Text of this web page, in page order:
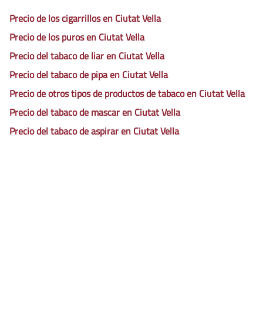
Precio de los cigarrillos en Ciutat Vella
Precio de los puros en Ciutat Vella
Precio del tabaco de liar en Ciutat Vella
Precio del tabaco de pipa en Ciutat Vella
Precio de otros tipos de productos de tabaco en Ciutat Vella
Precio del tabaco de mascar en Ciutat Vella
Precio del tabaco de aspirar en Ciutat Vella